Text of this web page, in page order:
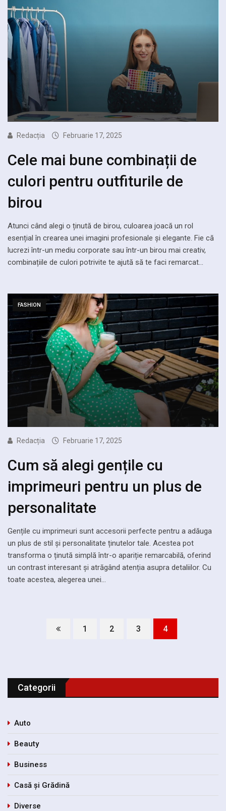
Redacția Februarie 17, 2025
Cele mai bune combinații de
culori pentru outfiturile de
birou
Atunci când alegi o ținută de birou, culoarea joacă un rol
esențial în crearea unei imagini profesionale și elegante. Fie că
lucrezi într-un mediu corporate sau într-un birou mai creativ,
combinațiile de culori potrivite te ajută să te faci remarcat…
FASHION
Redacția Februarie 17, 2025
Cum să alegi gențile cu
imprimeuri pentru un plus de
personalitate
Gențile cu imprimeuri sunt accesorii perfecte pentru a adăuga
un plus de stil și personalitate ținutelor tale. Acestea pot
transforma o ținută simplă într-o apariție remarcabilă, oferind
un contrast interesant și atrăgând atenția asupra detaliilor. Cu
toate acestea, alegerea unei…
1 2 3 4
Categorii
Auto
Beauty
Business
Casă și Grădină
Diverse